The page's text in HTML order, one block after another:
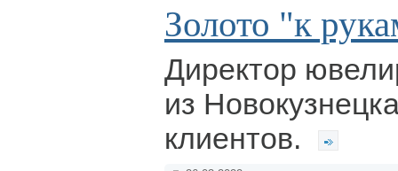
Золото "к
Директор
из
клиентов.